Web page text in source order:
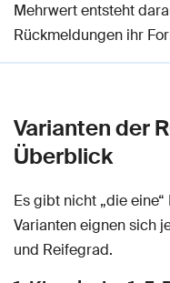
Mehrwert entsteht
Rückmeldungen ihr
Varianten der
Überblick
Es gibt nicht „die
Varianten eignen sich
und Reifegrad.